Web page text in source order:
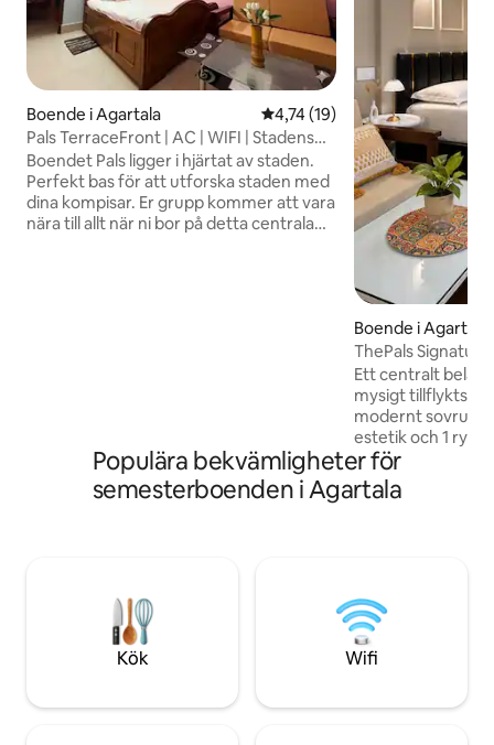
Boende i Agartala 4,74 av 5 i genomsnittligt
4,74 (19)
Pals TerraceFront | AC | WIFI | Stadens
centrum |
Boendet Pals ligger i hjärtat av staden.
Perfekt bas för att utforska staden med
dina kompisar. Er grupp kommer att vara
nära till allt när ni bor på detta centrala
Boende i Agartala
ThePals
varmt| Centrum|
Ett centralt
mysigt
modernt sovrum,
estetik och 1
par,
Koppla av med
behaglig
lugna middagar. Badrummet har en
separat dusch
smidig och
Populära bekvämligheter för
semesterboenden i Agartala
Kök Wifi